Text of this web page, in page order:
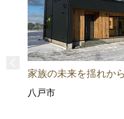
家族の未来を揺れか
八戸市